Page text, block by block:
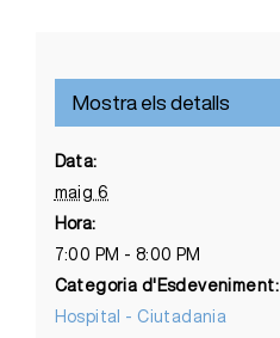
Mostra els detalls
Data:
maig 6
Hora:
7:00 PM - 8:00 PM
Categoria d'Esdeveniment:
Hospital - Ciutadania